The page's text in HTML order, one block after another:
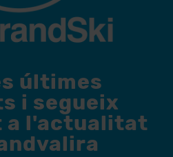
últimes
i segueix
a l'actualitat